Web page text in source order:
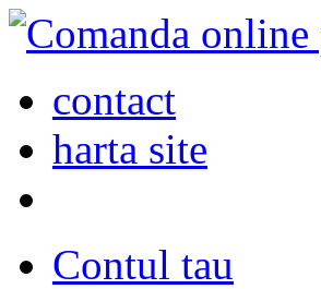
contact
harta site
Contul tau